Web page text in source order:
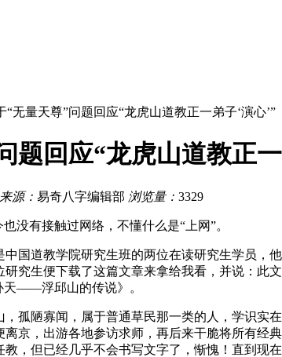
“无量天尊”问题回应“龙虎山道教正一弟子‘演心’”
题回应“龙虎山道教正一
源： 易奇八字编辑部 浏览量： 3329
没有接触过网络，不懂什么是“上网”。
国道教学院研究生班的两位在读研究生学员，
究生便下载了这篇文章来拿给我看，并说：此
天——浮邱山的传说》。
孤陋寡闻，属于普通草民那一类的人，学识实
京，出游各地参访求师，再后来干脆将所有
，但已经几乎不会书写文字了，惭愧！直到现